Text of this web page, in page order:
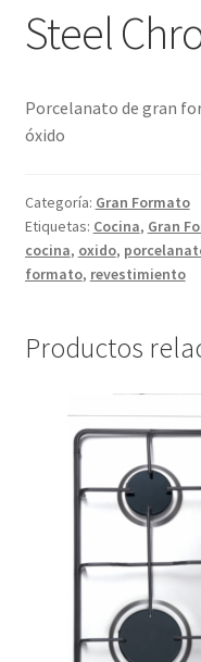
Steel
Porcelanato de gran
óxido
Categoría: Gran Formato
Etiquetas: Cocina, Gran
cocina, oxido,
formato, revestimiento
Productos